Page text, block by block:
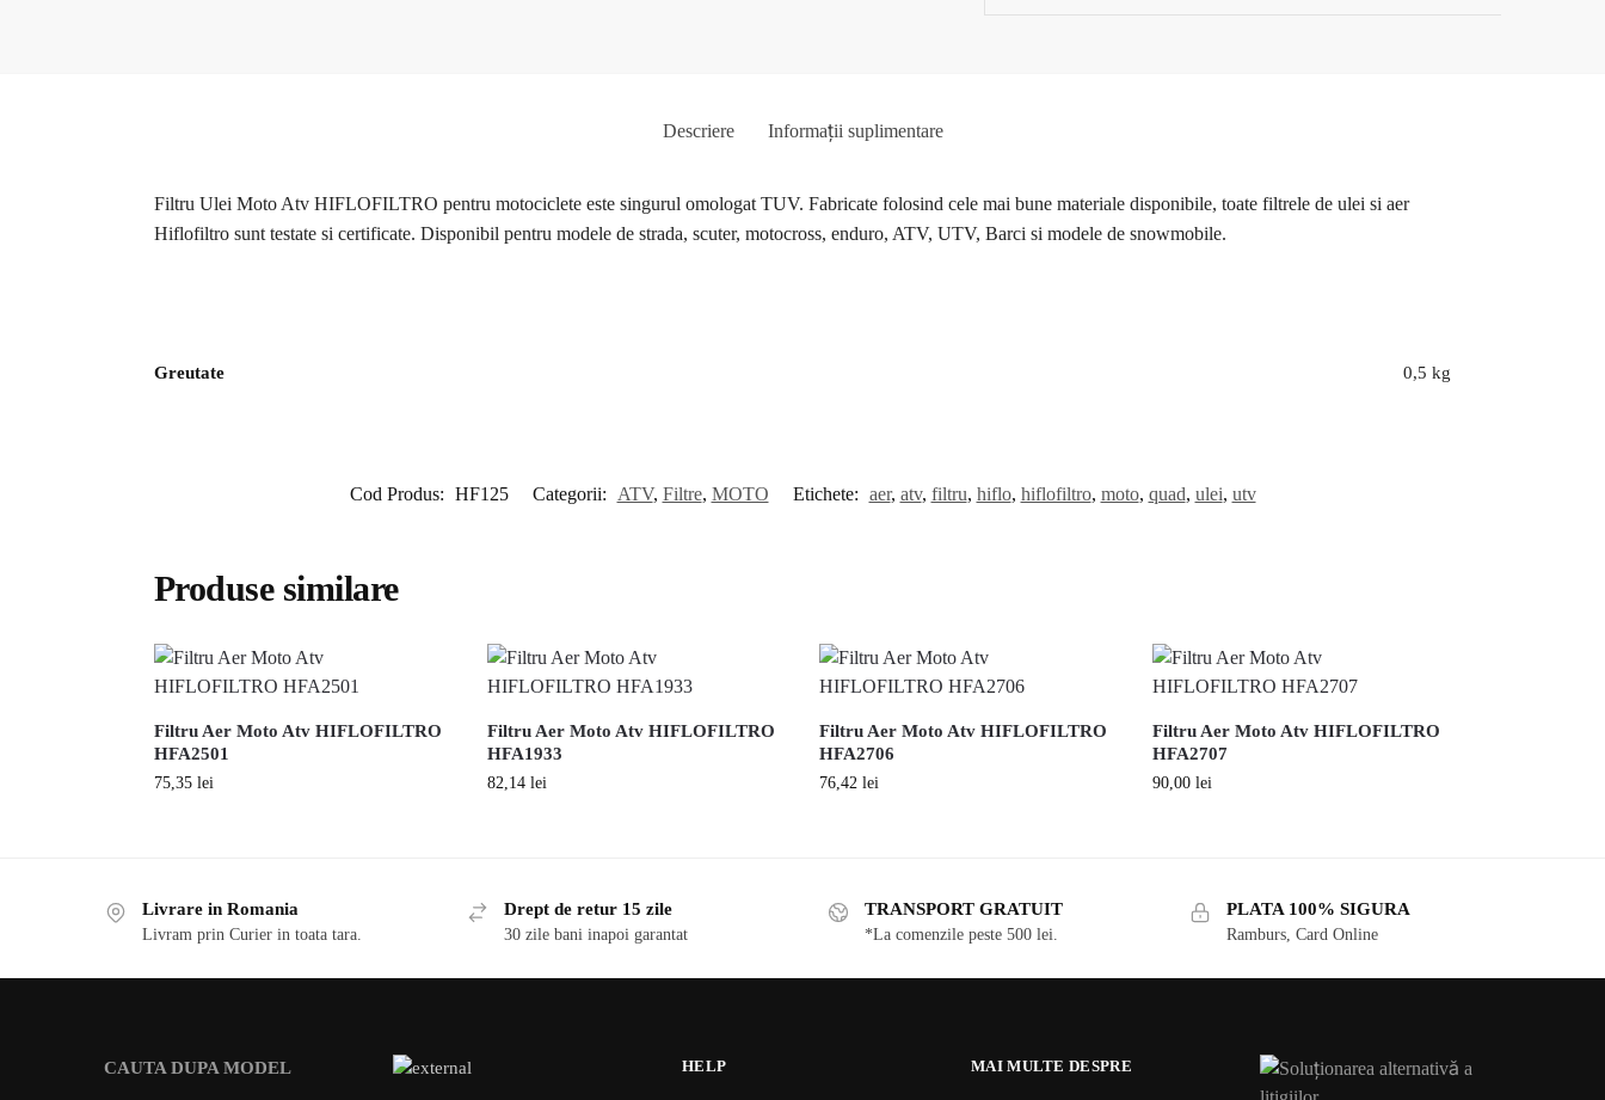
Descriere Informații suplimentare
Filtru Ulei Moto Atv HIFLOFILTRO pentru motociclete este singurul omologat TUV. Fabricate folosind cele mai bune materiale disponibile, toate filtrele de ulei si aer
Hiflofiltro sunt testate si certificate. Disponibil pentru modele de strada, scuter, motocross, enduro, ATV, UTV, Barci si modele de snowmobile.
Greutate 0,5 kg
Cod Produs: HF125 Categorii: ATV, Filtre, MOTO Etichete: aer, atv, filtru, hiflo, hiflofiltro, moto, quad, ulei, utv
Produse similare
Filtru Aer Moto Atv HIFLOFILTRO
HFA2501
75,35 lei
Filtru Aer Moto Atv HIFLOFILTRO
HFA1933
82,14 lei
Filtru Aer Moto Atv HIFLOFILTRO
HFA2706
76,42lei
Filtru Aer Moto Atv HIFLOFILTRO
HFA2707
90,00lei
Livrare in Romania
Livram prin Curier in toata tara.
Drept de retur 15 zile
30 zile bani inapoi garantat
TRANSPORT GRATUIT
*La comenzile peste 500 lei.
PLATA 100% SIGURA
Ramburs, Card Online
CAUTA DUPA MODEL HELP MAI MULTE DESPRE